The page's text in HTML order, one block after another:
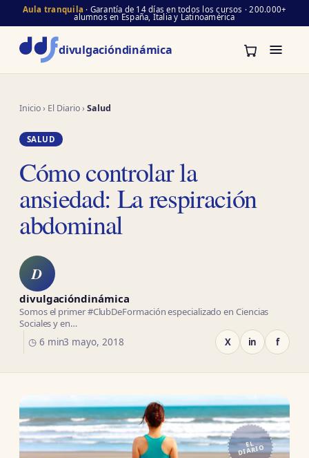
Aula tranquila · Garantía de 14 días en todos los cursos · 200.000+
alumnos en España, Italia y Latinoamérica
divulgacióndinámica
Inicio› El Diario›Salud
SALUD
Cómo controlar la
ansiedad: La respiración
abdominal
D
divulgacióndinámica
Somos el primer #ClubDeFormación especializado en Ciencias
Sociales y en…
◷ 6 min3 mayo, 2018 X in f
EL
DIARIO